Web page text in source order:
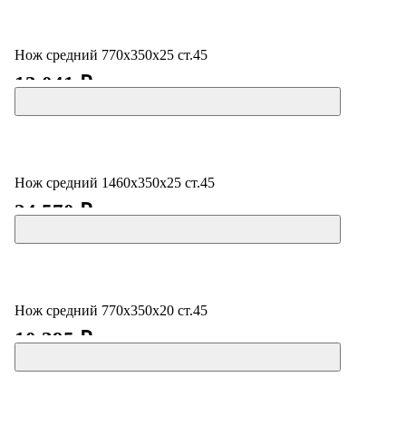
Нож средний 770х350х25 ст.45
13 041 ₽
Нож средний 1460х350х25 ст.45
24 570 ₽
Нож средний 770х350х20 ст.45
10 395 ₽